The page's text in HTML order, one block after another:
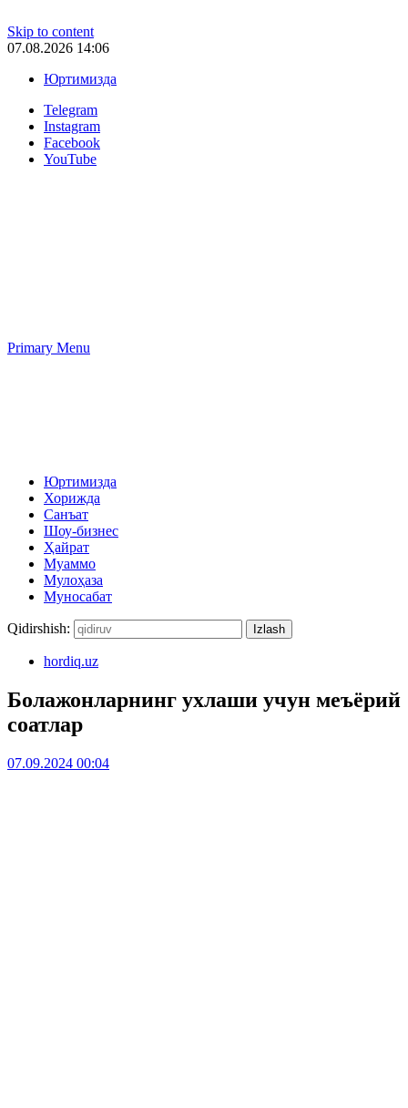
Skip to content
07.08.2026 14:06
Юртимизда
Telegram
Instagram
Facebook
YouTube
Primary Menu
Юртимизда
Хорижда
Санъат
Шоу-бизнес
Ҳайрат
Муаммо
Мулоҳаза
Муносабат
Qidirshish:
hordiq.uz
Болажонларнинг ухлаши учун меъёрий
соатлар
07.09.2024 00:04